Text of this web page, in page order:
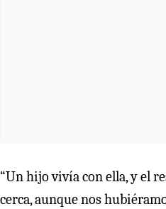
“Un hijo vivía con ella, y el
cerca, aunque nos